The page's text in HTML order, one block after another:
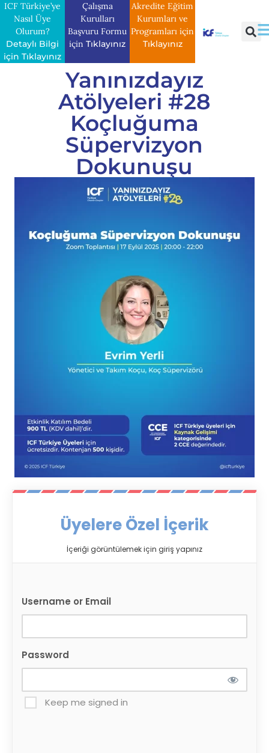
ICF Türkiye’ye
Nasıl Üye
Olurum?
Detaylı Bilgi
için Tıklayınız
Çalışma
Kurulları
Başvuru Formu
içinTıklayınız
Akredite Eğitim
Kurumları ve
Programları için
Tıklayınız
Yanınızdayız
Atölyeleri #28
Koçluğuma
Süpervizyon
Dokunuşu
Üyelere Özel İçerik
İçeriği görüntülemek için giriş yapınız
Username or Email
Password
Keep me signed in